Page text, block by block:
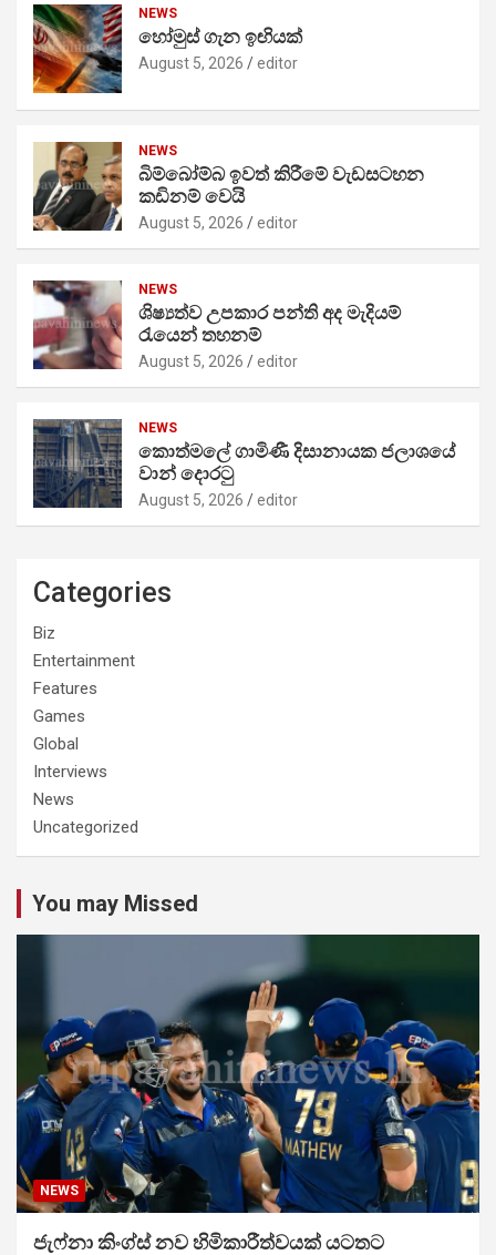
NEWS
හෝමුස් ගැන ඉඟියක්
August 5, 2026 editor
NEWS
බිම්බෝම්බ ඉවත් කිරීමේ වැඩසටහන
කඩිනම් වෙයි
August 5, 2026 editor
NEWS
ශිෂ්‍යත්ව උපකාර පන්ති අද මැදියම්
රැයෙන් තහනම්
August 5, 2026 editor
NEWS
කොත්මලේ ගාමිණී දිසානායක ජලාශයේ
වාන් දොරටු
August 5, 2026 editor
Categories
Biz
Entertainment
Features
Games
Global
Interviews
News
Uncategorized
You may Missed
NEWS
ජැෆ්නා කිංග්ස් නව හිමිකාරීත්වයක් යටතට